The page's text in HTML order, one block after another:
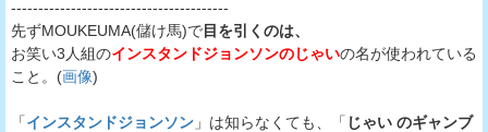
----------------------------------------
先ずMOUKEUMA(儲け馬)で目を引くのは、
お笑い3人組のインスタンドジョンソンのじゃいの名が使われている
こと。(画像)
「インスタンドジョンソン 」は知らなくても、「 じゃい のギャンブ